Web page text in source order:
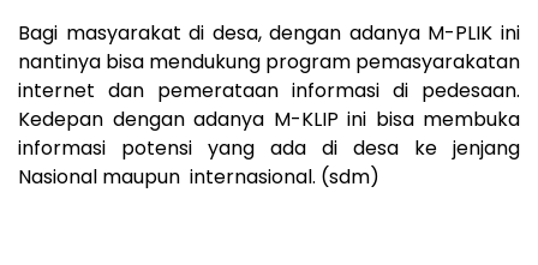
Bagi masyarakat di desa, dengan adanya M-PLIK ini
nantinya bisa mendukung program pemasyarakatan
internet dan pemerataan informasi di pedesaan.
Kedepan dengan adanya M-KLIP ini bisa membuka
informasi potensi yang ada di desa ke jenjang
Nasional maupun internasional. (sdm)